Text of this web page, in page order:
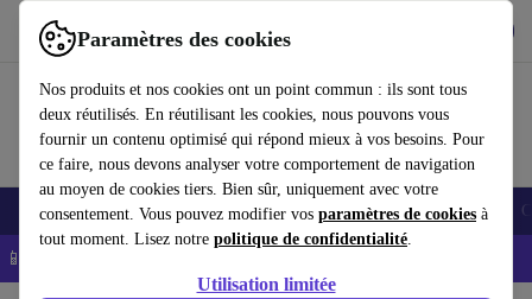
Paramètres des cookies
Nos produits et nos cookies ont un point commun : ils sont tous
deux réutilisés. En réutilisant les cookies, nous pouvons vous
fournir un contenu optimisé qui répond mieux à vos besoins. Pour
ce faire, nous devons analyser votre comportement de navigation
au moyen de cookies tiers. Bien sûr, uniquement avec votre
consentement. Vous pouvez modifier vos paramètres de cookies à
tout moment. Lisez notre politique de confidentialité.
Utilisation limitée
Utilisez refurbed rapidement et facilement
Smartphones Laptops Tablettes Montres connectées Accessoires
📱 -5% EXTRA sur les iPhones – Code : IPHONEDEAL -